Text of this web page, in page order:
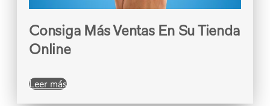
Consiga Más Ventas En Su Tienda
Online
Leer más